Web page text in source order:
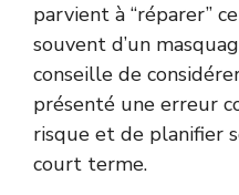
parvient à “réparer”
souvent d’un
conseille de
présenté une erreur
risque et de planifier
court terme.